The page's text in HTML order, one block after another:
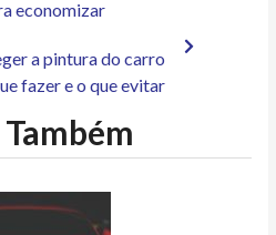
economizar
a pintura do carro
fazer e o que evitar